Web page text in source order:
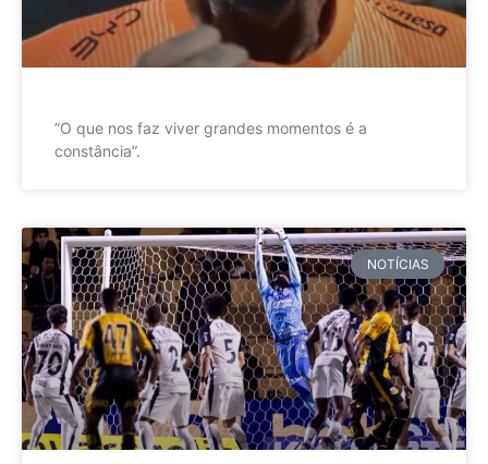
”O que nos faz viver grandes momentos é a
constância”.
NOTÍCIAS